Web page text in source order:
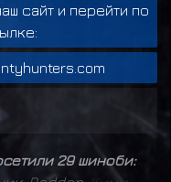
сайт и перейти по
29 шиноби: